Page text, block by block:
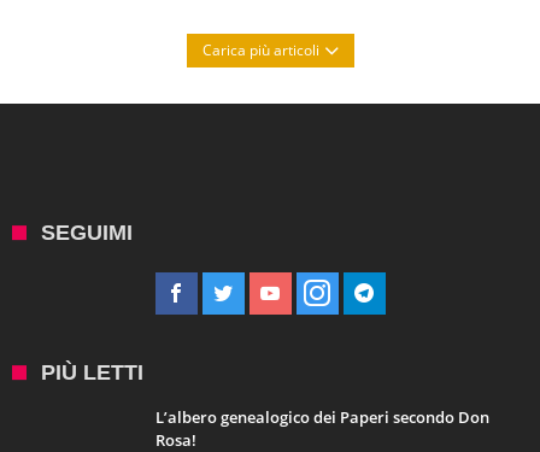
Carica più articoli
SEGUIMI
PIÙ LETTI
L’albero genealogico dei Paperi secondo Don
Rosa!